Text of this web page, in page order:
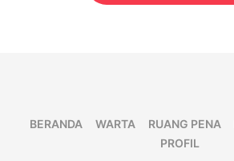
BERANDA WARTA RUANG PENA
PROFIL